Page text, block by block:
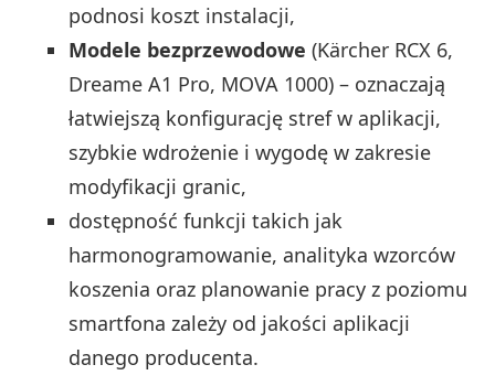
podnosi koszt instalacji,
Modele bezprzewodowe (Kärcher RCX 6,
Dreame A1 Pro, MOVA 1000) – oznaczają
łatwiejszą konfigurację stref w aplikacji,
szybkie wdrożenie i wygodę w zakresie
modyfikacji granic,
dostępność funkcji takich jak
harmonogramowanie, analityka wzorców
koszenia oraz planowanie pracy z poziomu
smartfona zależy od jakości aplikacji
danego producenta.